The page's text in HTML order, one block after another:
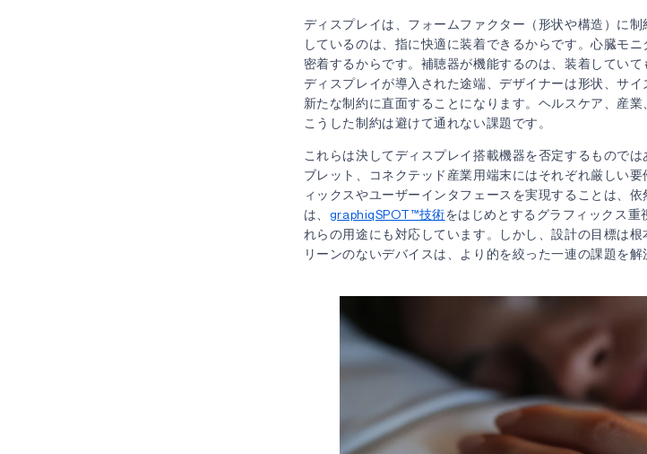
ディスプレイは、フォームファクター（形状や構造）に
しているのは、指に快適に装着できるからです。心臓モ
密着するからです。補聴器が機能するのは、装着してい
ディスプレイが導入された途端、デザイナーは形状、サ
新たな制約に直面することになります。ヘルスケア、産
こうした制約は避けて通れない課題です。
これらは決してディスプレイ搭載機器を否定するもので
ブレット、コネクテッド産業用端末にはそれぞれ厳しい
ィックスやユーザーインタフェースを実現することは、
は、 graphiqSPOT™技術をはじめとするグラフィックス重
れらの用途にも対応しています。しかし、設計の目標は
リーンのないデバイスは、より的を絞った一連の課題を